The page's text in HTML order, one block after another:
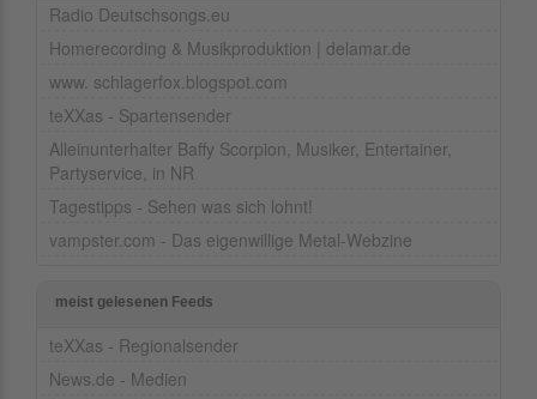
Radio Deutschsongs.eu
Homerecording & Musikproduktion | delamar.de
www. schlagerfox.blogspot.com
teXXas - Spartensender
Alleinunterhalter Baffy Scorpion, Musiker, Entertainer,
Partyservice, in NR
Tagestipps - Sehen was sich lohnt!
vampster.com - Das eigenwillige Metal-Webzine
meist gelesenen Feeds
teXXas - Regionalsender
News.de - Medien